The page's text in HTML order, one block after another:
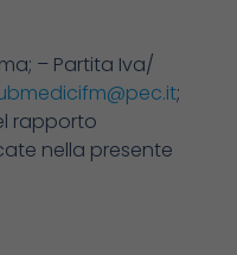
– Partita Iva/
;
rapporto
nella presente